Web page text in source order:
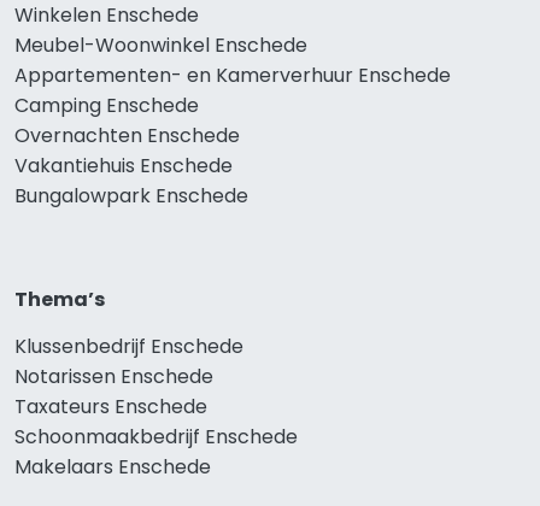
Winkelen Enschede
Meubel-Woonwinkel Enschede
Appartementen- en Kamerverhuur Enschede
Camping Enschede
Overnachten Enschede
Vakantiehuis Enschede
Bungalowpark Enschede
Thema’s
Klussenbedrijf Enschede
Notarissen Enschede
Taxateurs Enschede
Schoonmaakbedrijf Enschede
Makelaars Enschede